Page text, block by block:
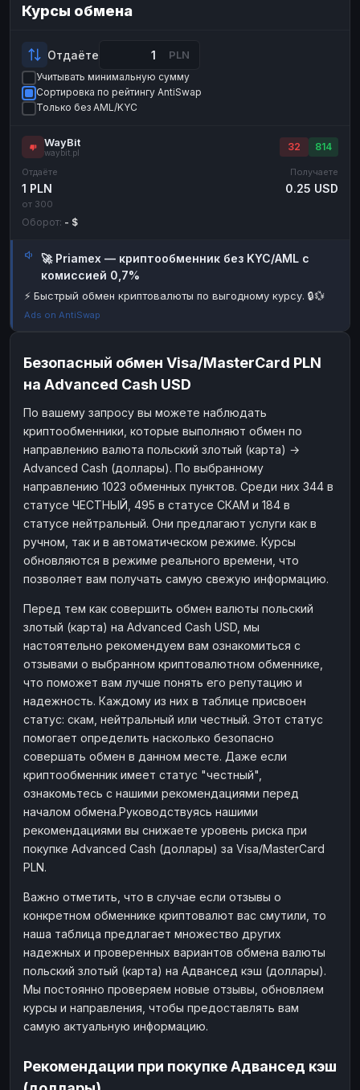
ЮMoney RUB
БАЛАНСЫ КРИПТОБИРЖ
Binance
СБЕР
Альфа-Банк
Райффайзен
Т-Банк RUB
RUB
RUB
Т-Банк
ЗК
НАЛИЧНЫЕ ДЕНЬГИ
Наличные RUB
Наличные USD
Наличные
Наличные
Наличные
Курсы обмена
Отдаёте PLN
Учитывать минимальную сумму
Сортировка по рейтингу AntiSwap
Только без AML/KYC
WayBit
waybit.pl
32 814
Отдаёте
1 PLN
от 300
Получаете
0.25 USD
Оборот: - $
🚀 Priamex — криптообменник без KYC/AML с
комиссией 0,7%
⚡ Быстрый обмен криптовалюты по выгодному курсу. 🔒💱
Ads on AntiSwap
Безопасный обмен Visa/MasterCard PLN
на Advanced Cash USD
По вашему запросу вы можете наблюдать
криптообменники, которые выполняют обмен по
направлению валюта польский злотый (карта) →
Advanced Cash (доллары). По выбранному
направлению 1023 обменных пунктов. Среди них 344 в
статусе ЧЕСТНЫЙ, 495 в статусе СКАМ и 184 в
статусе нейтральный. Они предлагают услуги как в
ручном, так и в автоматическом режиме. Курсы
обновляются в режиме реального времени, что
позволяет вам получать самую свежую информацию.
Перед тем как совершить обмен валюты польский
злотый (карта) на Advanced Cash USD, мы
настоятельно рекомендуем вам ознакомиться с
отзывами о выбранном криптовалютном обменнике,
что поможет вам лучше понять его репутацию и
надежность. Каждому из них в таблице присвоен
статус: скам, нейтральный или честный. Этот статус
помогает определить насколько безопасно
совершать обмен в данном месте. Даже если
криптообменник имеет статус "честный",
ознакомьтесь с нашими рекомендациями перед
началом обмена.Руководствуясь нашими
рекомендациями вы снижаете уровень риска при
покупке Advanced Cash (доллары) за Visa/MasterCard
PLN.
Важно отметить, что в случае если отзывы о
конкретном обменнике криптовалют вас смутили, то
наша таблица предлагает множество других
надежных и проверенных вариантов обмена валюты
польский злотый (карта) на Адвансед кэш (доллары).
Мы постоянно проверяем новые отзывы, обновляем
курсы и направления, чтобы предоставлять вам
самую актуальную информацию.
Рекомендации при покупке Адвансед кэш